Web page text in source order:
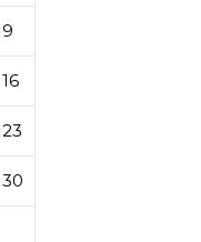
9
16
23
30